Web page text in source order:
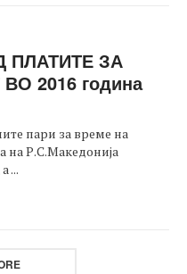
ЗА
2016 година
пари за време на
на Р.С.Македонија
...